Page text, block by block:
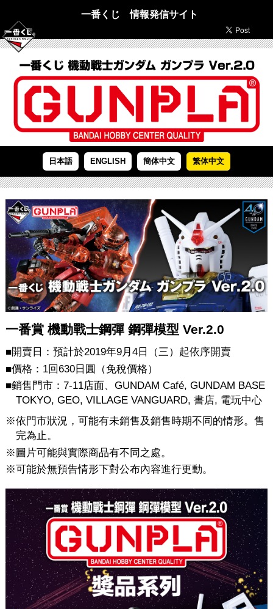
一番くじ 情報発信サイト
日本語 ENGLISH 簡体中文 繁体中文
一番賞 機動戰士鋼彈 鋼彈模型 Ver.2.0
■開賣日：預計於2019年9月4日（三）起依序開賣
■價格：1回630日圓（免稅價格）
■銷售門市：7‐11店面、GUNDAM Café, GUNDAM BASE
TOKYO, GEO, VILLAGE VANGUARD, 書店, 電玩中心
※依門市狀況，可能有未銷售及銷售時期不同的情形。售
完為止。
※圖片可能與實際商品有不同之處。
※可能於無預告情形下對公布內容進行更動。